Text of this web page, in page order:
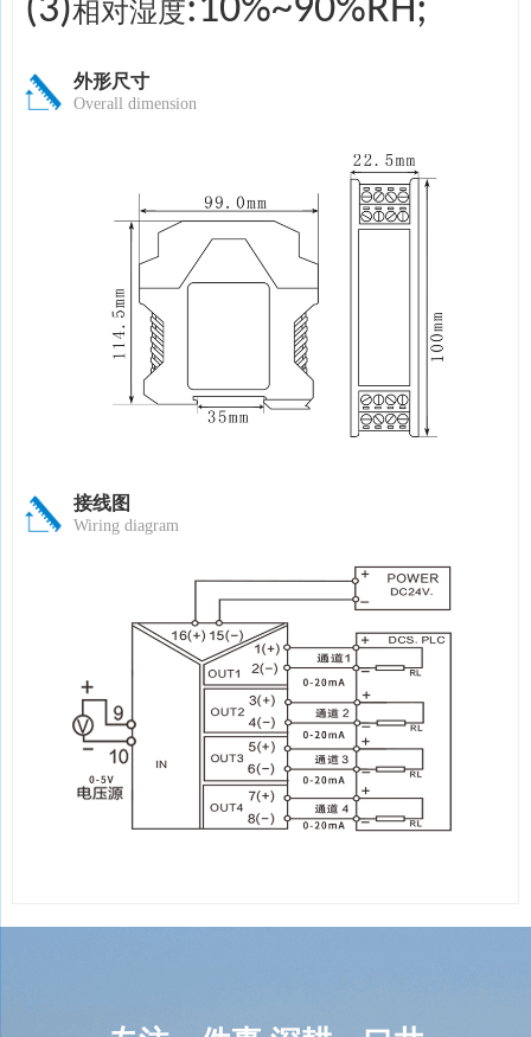
(3)相对湿度:10%~90%RH;
外形尺寸
Overall dimension
接线图
Wiring diagram